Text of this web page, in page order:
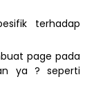
terhadap
page pada
ya ? seperti